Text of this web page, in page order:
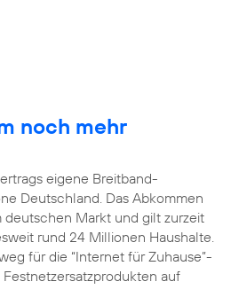
noch mehr
eigene Breitband-
Deutschland. Das Abkommen
Markt und gilt zurzeit
rund 24 Millionen Haushalte.
für die “Internet für Zuhause”-
auf